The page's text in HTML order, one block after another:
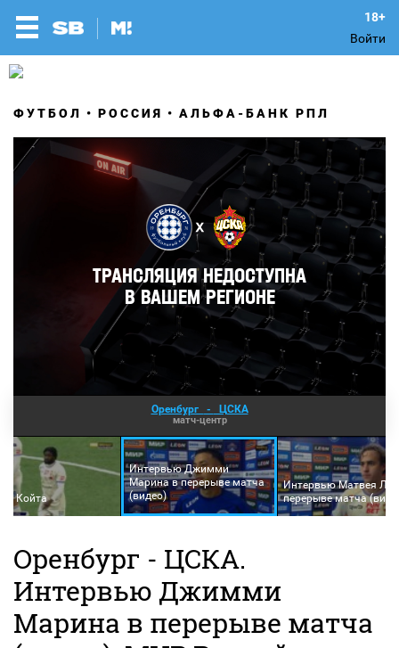
Войти
ФУТБОЛ РОССИЯ АЛЬФА-БАНК РПЛ
Оренбург - ЦСКА
матч-центр
Койта
Интервью Джимми
Марина в перерыве матча
(видео)
Интервью Матвея
перерыве матча
Оренбург - ЦСКА.
Интервью Джимми
Марина в перерыве матча